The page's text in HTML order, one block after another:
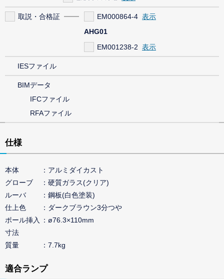
取説・合格証
EM000864-4
AHG01
EM001238-2
IESファイル
BIMデータ
IFCファイル
RFAファイル
仕様
本体
アルミダイカスト
グローブ
硬質ガラス(クリア)
ルーバ
鋼板(白色塗装)
仕上色
ダークブラウン3分つや
ポール挿入
寸法
ø76.3×110mm
質量 7.7kg
適合ランプ